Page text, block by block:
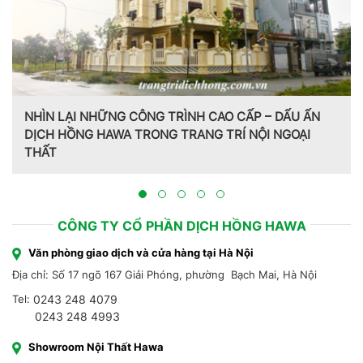
Trang trí nội thất theo phong cách Pháp do CT CP Dịch
CÔNG TY CỔ PHẦN DỊCH HỒNG HAWA
0243 248 4079